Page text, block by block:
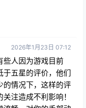
2026年1月23日 07:12
些人因为游戏目前
于五星的评价，他们
的情况下，这样的评
注造成不利影响！